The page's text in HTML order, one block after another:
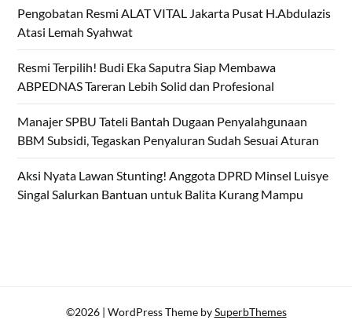
Pengobatan Resmi ALAT VITAL Jakarta Pusat H.Abdulazis
Atasi Lemah Syahwat
Resmi Terpilih! Budi Eka Saputra Siap Membawa
ABPEDNAS Tareran Lebih Solid dan Profesional
Manajer SPBU Tateli Bantah Dugaan Penyalahgunaan
BBM Subsidi, Tegaskan Penyaluran Sudah Sesuai Aturan
Aksi Nyata Lawan Stunting! Anggota DPRD Minsel Luisye
Singal Salurkan Bantuan untuk Balita Kurang Mampu
©2026 | WordPress Theme bySuperbThemes